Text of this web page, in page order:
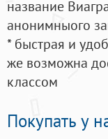
название
анонимныого
* быстрая и
же возможна
классом
Покупать у